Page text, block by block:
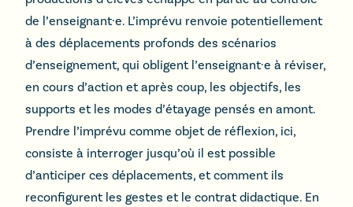
de l’enseignant·e. L’imprévu renvoie potentiellement
à des déplacements profonds des scénarios
d’enseignement, qui obligent l’enseignant·e à réviser,
en cours d’action et après coup, les objectifs, les
supports et les modes d’étayage pensés en amont.
Prendre l’imprévu comme objet de réflexion, ici,
consiste à interroger jusqu’où il est possible
d’anticiper ces déplacements, et comment ils
reconfigurent les gestes et le contrat didactique. En